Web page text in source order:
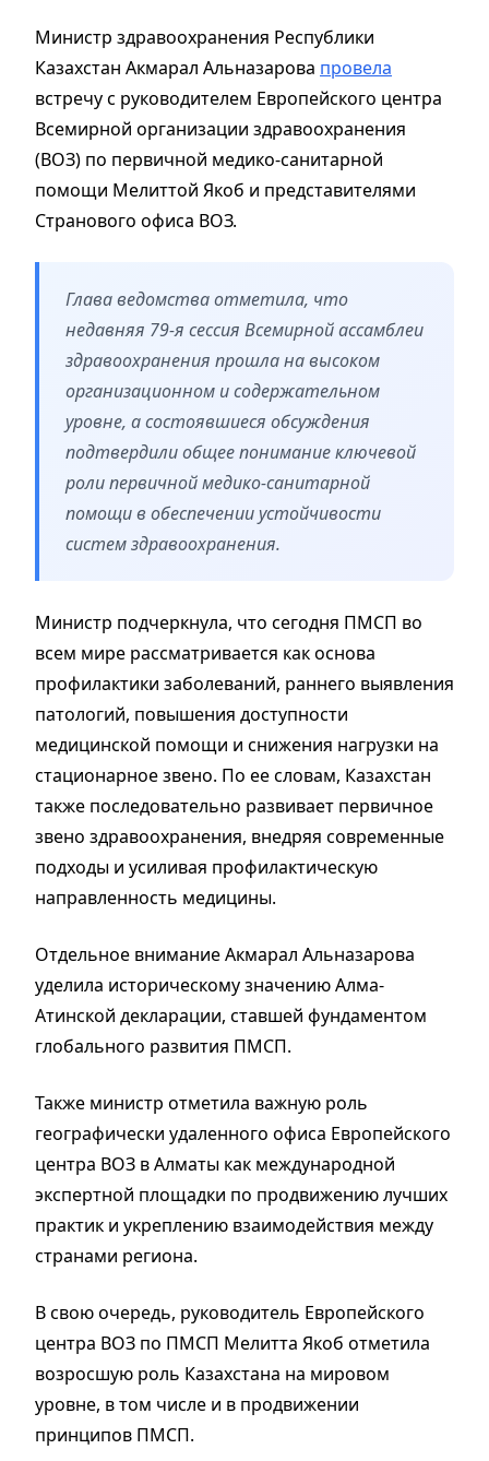
Министр здравоохранения Республики
Казахстан Акмарал Альназарова провела
встречу с руководителем Европейского центра
Всемирной организации здравоохранения
(ВОЗ) по первичной медико-санитарной
помощи Мелиттой Якоб и представителями
Странового офиса ВОЗ. ️
Глава ведомства отметила, что
недавняя 79-я сессия Всемирной ассамблеи
здравоохранения прошла на высоком
организационном и содержательном
уровне, а состоявшиеся обсуждения
подтвердили общее понимание ключевой
роли первичной медико-санитарной
помощи в обеспечении устойчивости
систем здравоохранения.
Министр подчеркнула, что сегодня ПМСП во
всем мире рассматривается как основа
профилактики заболеваний, раннего выявления
патологий, повышения доступности
медицинской помощи и снижения нагрузки на
стационарное звено. По ее словам, Казахстан
также последовательно развивает первичное
звено здравоохранения, внедряя современные
подходы и усиливая профилактическую
направленность медицины.
Отдельное внимание Акмарал Альназарова
уделила историческому значению Алма-
Атинской декларации, ставшей фундаментом
глобального развития ПМСП.
Также министр отметила важную роль
географически удаленного офиса Европейского
центра ВОЗ в Алматы как международной
экспертной площадки по продвижению лучших
практик и укреплению взаимодействия между
странами региона.
В свою очередь, руководитель Европейского
центра ВОЗ по ПМСП Мелитта Якоб отметила
возросшую роль Казахстана на мировом
уровне, в том числе и в продвижении
принципов ПМСП.